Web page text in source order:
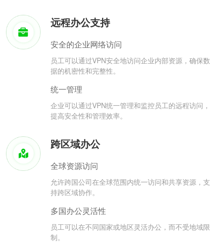
远程办公支持
安全的企业网络访问
员工可以通过VPN安全地访问企业内部资源，确保数
据的机密性和完整性。
统一管理
企业可以通过VPN统一管理和监控员工的远程访问，
提高安全性和管理效率。
跨区域办公
全球资源访问
允许跨国公司在全球范围内统一访问和共享资源，支
持跨区域协作。
多国办公灵活性
员工可以在不同国家或地区灵活办公，而不受地域限
制。